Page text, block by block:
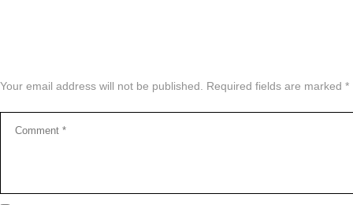
Your email address will not be published. Required fields are marked *